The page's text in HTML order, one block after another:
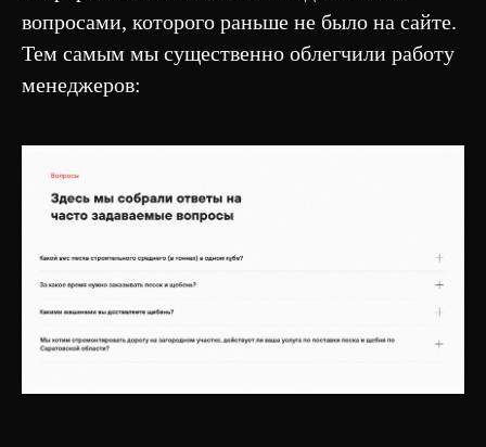
вопросами, которого раньше не было на сайте.
Тем самым мы существенно облегчили работу
менеджеров: